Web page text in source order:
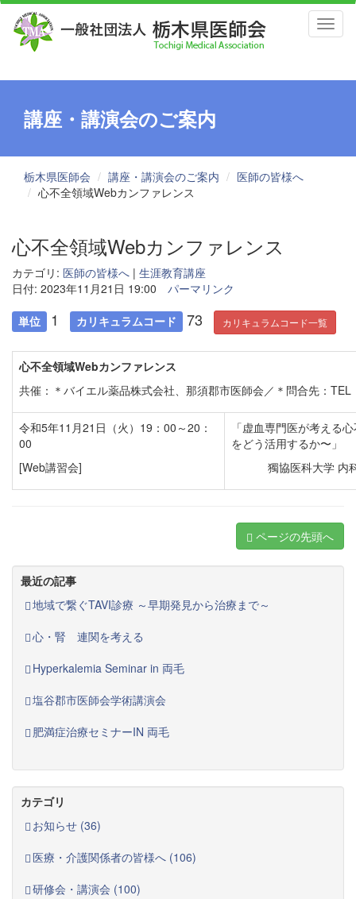
講座・講演会のご案内
栃木県医師会 講座・講演会のご案内
医師の皆様へ
心不全領域Webカンファレンス
心不全領域Webカンファレンス
カテゴリ: 医師の皆様へ | 生涯教育講座
日付: 2023年11月21日 19:00
パーマリンク
単位 1 カリキュラムコード 73 カリキュラムコード一覧
心不全領域Webカンファレンス
共催：＊バイエル薬品株式会社、那須郡市医師会／＊問合先：
令和5年11月21日（火）19：00～20：
00
[Web講習会]
「虚血専門医が考える
をどう活用するか〜」
獨協医科大学
ページの先頭へ
最近の記事
地域で繋ぐTAVI診療 ～早期発見から治療まで～
心・腎 連関を考える
Hyperkalemia Seminar in 両毛
塩谷郡市医師会学術講演会
肥満症治療セミナーIN 両毛
カテゴリ
お知らせ (36)
医療・介護関係者の皆様へ (106)
研修会・講演会 (100)